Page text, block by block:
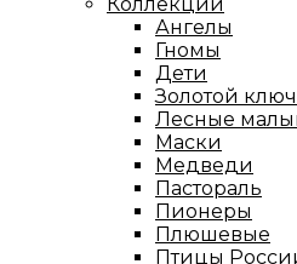
Коллекции
Ангелы
Гномы
Дети
Золотой
Лесные
Маски
Медведи
Пастораль
Пионеры
Плюшевые
Птицы